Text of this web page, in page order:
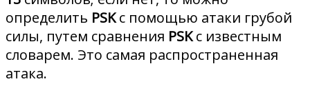
определить PSKс помощью атаки грубой
силы, путем сравнения PSKс известным
словарем. Это самая распространенная
атака.